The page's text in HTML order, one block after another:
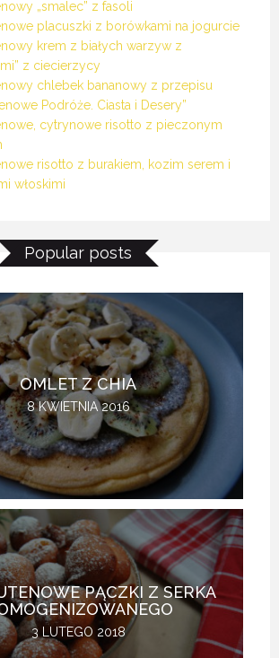
„smalec” z fasoli
placuszki z borówkami na jogurcie
krem z białych warzyw z
z ciecierzycy
chlebek bananowy z przepisu
Podróże. Ciasta i Desery”
cytrynowe risotto z pieczonym
risotto z burakiem, kozim serem i
włoskimi
Popular posts
OMLET Z CHIA
8 KWIETNIA 2016
PĄCZKI Z SERKA
3 LUTEGO 2018